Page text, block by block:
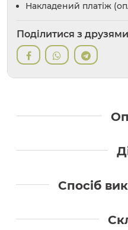
Накладений платіж
Поділитися з друзями
Спосіб